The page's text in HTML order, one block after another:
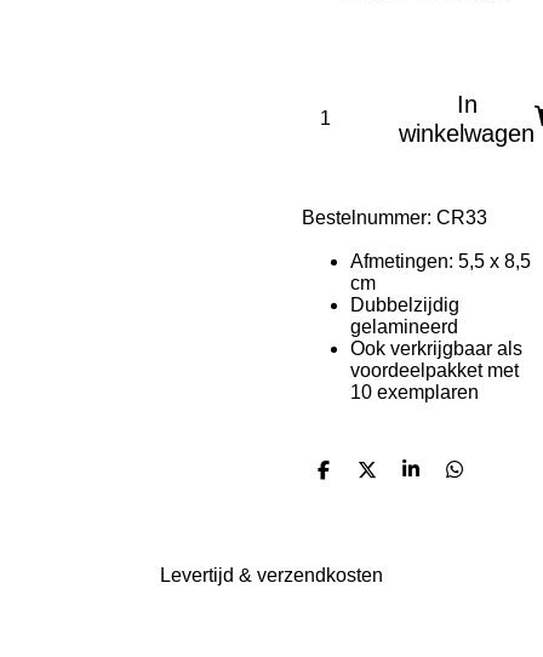
In
winkelwagen
Bestelnummer: CR33
Afmetingen: 5,5 x 8,5
cm
Dubbelzijdig
gelamineerd
Ook verkrijgbaar als
voordeelpakket met
10 exemplaren
D
D
S
D
Levertijd & verzendkosten